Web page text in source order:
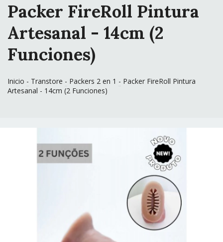
Packer FireRoll Pintura
Artesanal - 14cm (2
Funciones)
Inicio - Transtore - Packers 2 en 1 - Packer FireRoll Pintura
Artesanal - 14cm (2 Funciones)